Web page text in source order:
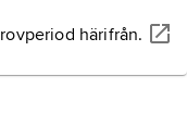
härifrån.